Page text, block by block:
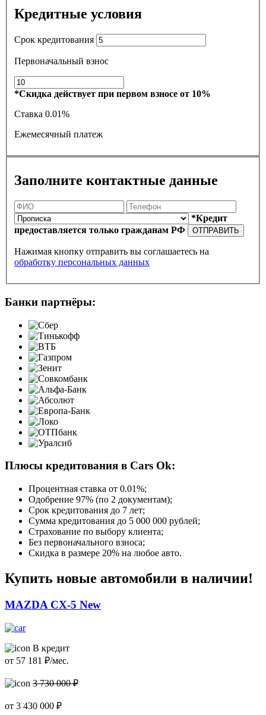
Кредитные условия
Срок кредитования
Первоначальный взнос
*Скидка действует при первом взносе от 10%
Ставка 0.01%
Ежемесячный платеж
Заполните контактные данные
*Кредит
предоставляется только гражданам РФ
ОТПРАВИТЬ
Нажимая кнопку отправить вы соглашаетесь на
обработку персональных данных
Банки партнёры:
Плюсы кредитования в Cars Ok:
Процентная ставка от 0.01%;
Одобрение 97% (по 2 документам);
Срок кредитования до 7 лет;
Сумма кредитования до 5 000 000 рублей;
Страхование по выбору клиента;
Без первоначального взноса;
Скидка в размере 20% на любое авто.
Купить новые автомобили в наличии!
MAZDA CX-5 New
В кредит
от 57 181 ₽/мес.
3 730 000 ₽
от 3 430 000 ₽